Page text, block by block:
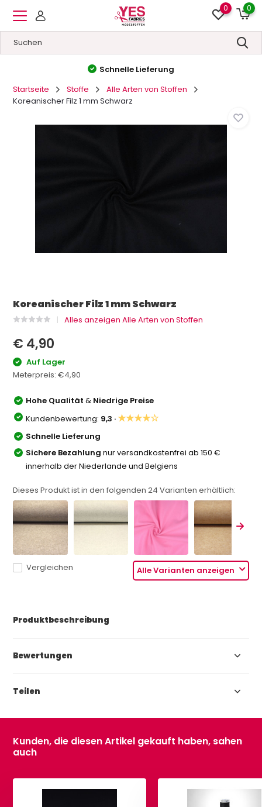
0 0
Hohe Qualität&
Startseite
Stoffe
Alle Arten von Stoffen
Koreanischer Filz 1 mm Schwarz
Koreanischer Filz 1 mm Schwarz
Alles anzeigen Alle Arten von Stoffen
€ 4,90
Auf Lager
Meterpreis:€4,90
Hohe Qualität& Niedrige Preise
Kundenbewertung: 9,3 ·★★★★☆
Schnelle Lieferung
Sichere Bezahlung nur versandkostenfrei ab 150 €
innerhalb der Niederlande und Belgiens
Dieses Produkt ist in den folgenden24 Varianten erhältlich:
Alle Varianten anzeigen
Vergleichen
Produktbeschreibung
Bewertungen
Teilen
Kunden, die diesen Artikel gekauft haben, sahen
auch